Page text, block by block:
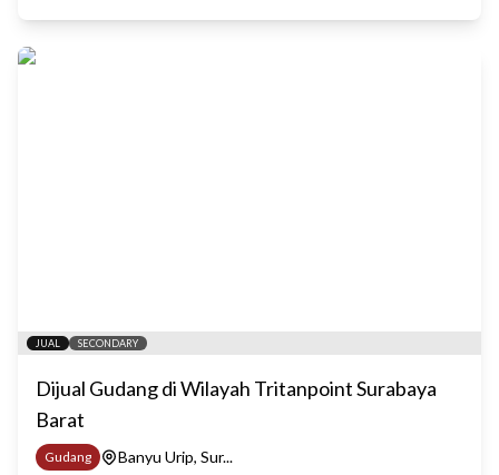
JUAL SECONDARY
Dijual Gudang di Wilayah Tritanpoint Surabaya
Barat
Gudang
Banyu Urip, Sur...